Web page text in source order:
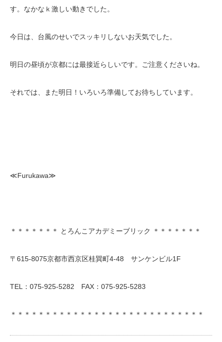
す。なかなｋ激しい動きでした。
今日は、台風のせいでスッキリしないお天気でした。
明日の昼頃が京都には最接近らしいです。ご注意くださいね。
それでは、また明日！いろいろ準備してお待ちしています。
≪Furukawa≫
＊＊＊＊＊＊＊ とろんこアカデミーブリック ＊＊＊＊＊＊＊
〒615-8075京都市西京区桂巽町4-48 サンケンビル1F
TEL：075-925-5282 FAX：075-925-5283
＊＊＊＊＊＊＊＊＊＊＊＊＊＊＊＊＊＊＊＊＊＊＊＊＊＊＊＊